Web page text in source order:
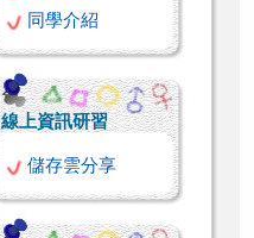
同學介紹
線上資訊研習
儲存雲分享